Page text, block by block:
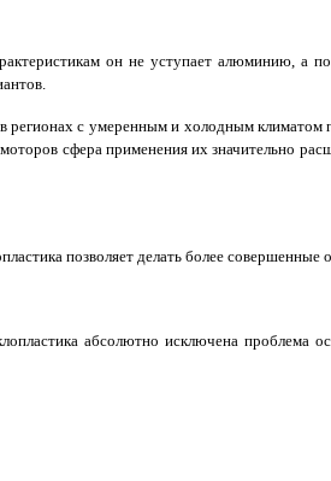
он не уступает алюминию, а
регионах с умеренным и холодным климатом
сфера применения их значительно
позволяет делать более совершенные
абсолютно исключена проблема